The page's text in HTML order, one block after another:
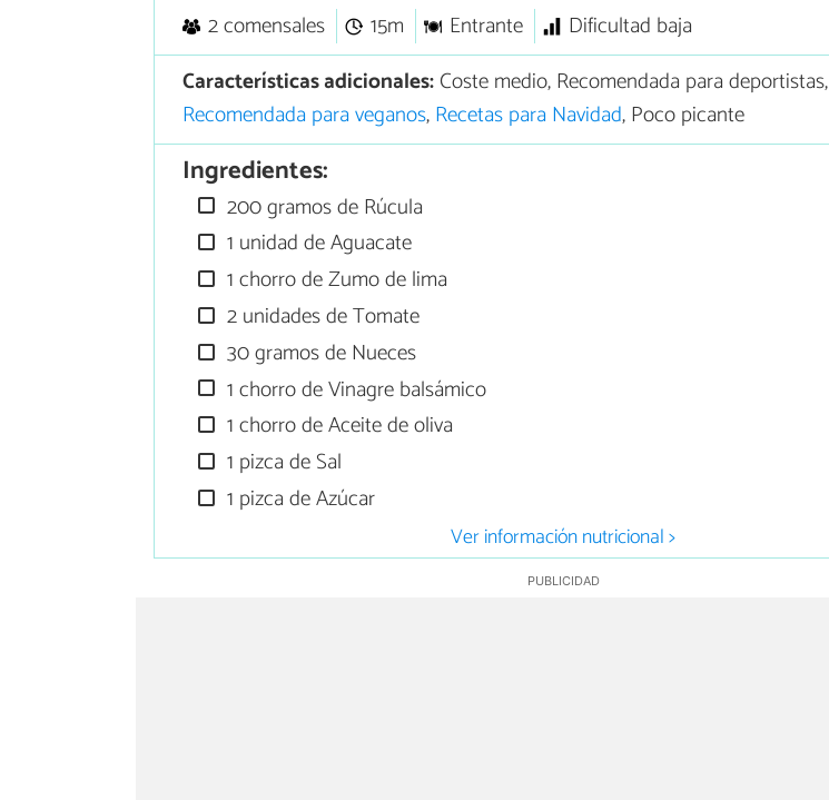
2 comensales 15m Entrante
Dificultad baja
Características adicionales:Coste medio, Recomendada para deportistas,
Recomendada para veganos,Recetas para Navidad, Poco picante
Ingredientes:
200 gramos de Rúcula
1 unidad de Aguacate
1 chorro de Zumo de lima
2 unidades de Tomate
30 gramos de Nueces
1 chorro de Vinagre balsámico
1 chorro de Aceite de oliva
1 pizca de Sal
1 pizca de Azúcar
Ver información nutricional >